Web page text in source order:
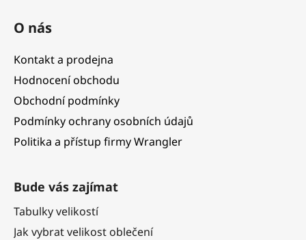
O nás
Kontakt a prodejna
Hodnocení obchodu
Obchodní podmínky
Podmínky ochrany osobních údajů
Politika a přístup firmy Wrangler
Bude vás zajímat
Tabulky velikostí
Jak vybrat velikost oblečení